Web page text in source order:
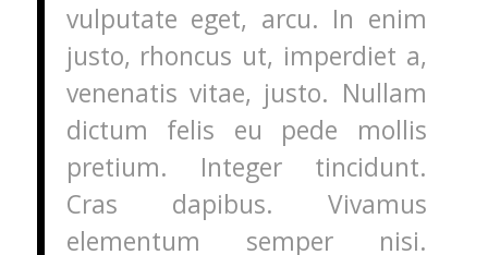
vulputate eget, arcu. In enim
justo, rhoncus ut, imperdiet a,
venenatis vitae, justo. Nullam
dictum felis eu pede mollis
pretium. Integer tincidunt.
Cras dapibus. Vivamus
elementum semper nisi.